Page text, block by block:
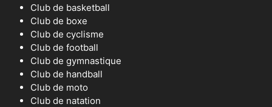
Club de basketball
Club de boxe
Club de cyclisme
Club de football
Club de gymnastique
Club de handball
Club de moto
Club de natation